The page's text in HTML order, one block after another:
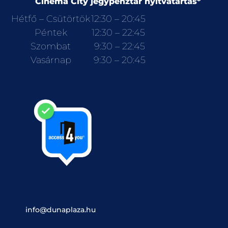
Hétfő – Csütörtök12:30 – 20:45
Péntek
12:30 – 22:45
Szombat
9:30 – 22:45
Vasárnap
9:30 – 20:45
info@dunaplaza.hu